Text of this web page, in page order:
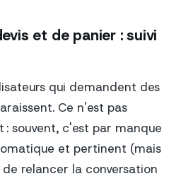
et de panier : suivi
qui demandent des
Ce n'est pas
: souvent, c'est par manque
et pertinent (mais
relancer la conversation